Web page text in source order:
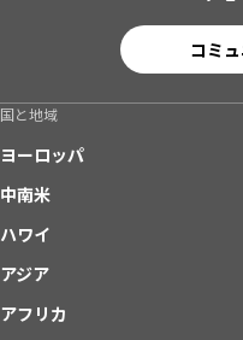
コミ
国と地域
ヨーロッパ
中南米
ハワイ
アジア
アフリカ